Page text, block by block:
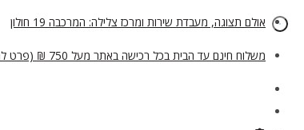
אולם תצוגה, מעבדת שירות ומרכז צלילה: המרכבה 19 חולון
משלוח חינם עד הבית בכל רכישה באתר מעל 750 ₪ (פרט למיכלים)